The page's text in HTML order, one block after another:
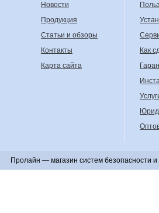
Новости
Продукция
Статьи и обзоры
Контакты
Карта сайта
Как
Пролайн — магазин систем безопасности